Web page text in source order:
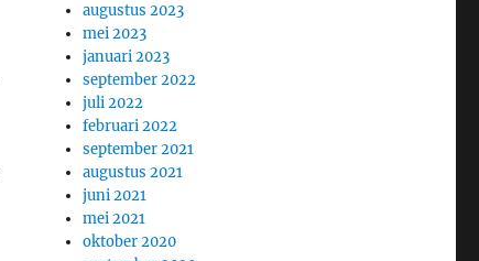
augustus 2023
mei 2023
januari 2023
september 2022
juli 2022
februari 2022
september 2021
augustus 2021
juni 2021
mei 2021
oktober 2020